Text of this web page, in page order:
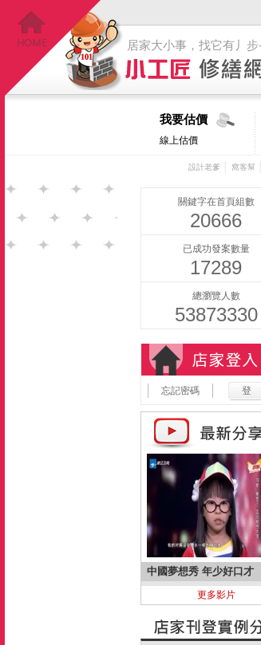
居家大小事，找它有丿
我要估價
線上估價
設計老爹 窩客幫
關鍵字在首頁組數
20666
已成功發案數量
17289
總瀏覽人數
53873330
忘記密碼
中國夢想秀 年少好口才
更多影片